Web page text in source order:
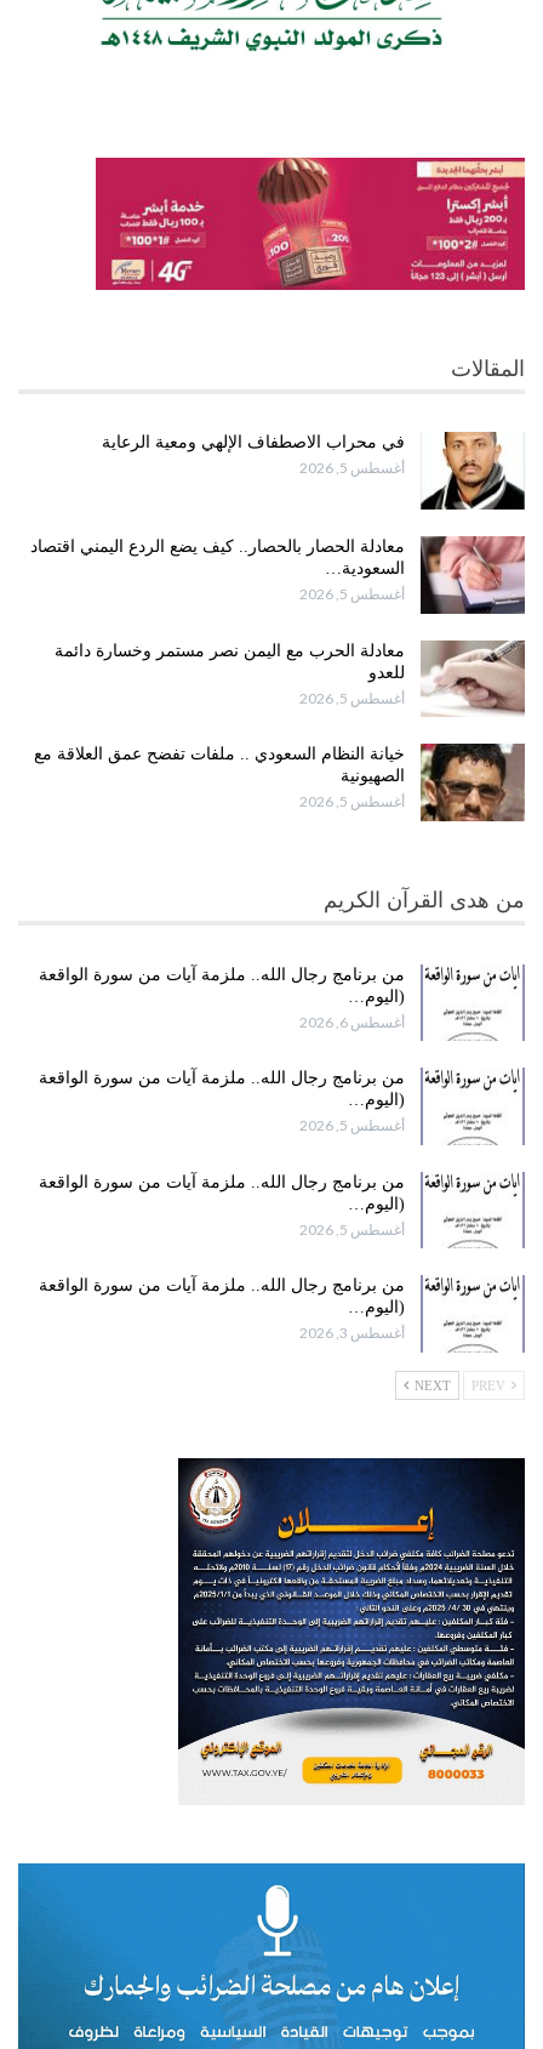
المقالات
في محراب الاصطفاف الإلهي ومعية الرعاية
أغسطس 5, 2026
معادلة الحصار بالحصار.. كيف يضع الردع اليمني اقتصاد
السعودية…
أغسطس 5, 2026
معادلة الحرب مع اليمن نصر مستمر وخسارة دائمة
للعدو
أغسطس 5, 2026
خيانة النظام السعودي .. ملفات تفضح عمق العلاقة مع
الصهيونية
أغسطس 5, 2026
من هدى القرآن الكريم
من برنامج رجال الله.. ملزمة آيات من سورة الواقعة
(اليوم…
أغسطس 6, 2026
من برنامج رجال الله.. ملزمة آيات من سورة الواقعة
(اليوم…
أغسطس 5, 2026
من برنامج رجال الله.. ملزمة آيات من سورة الواقعة
(اليوم…
أغسطس 5, 2026
من برنامج رجال الله.. ملزمة آيات من سورة الواقعة
(اليوم…
أغسطس 3, 2026
NEXT